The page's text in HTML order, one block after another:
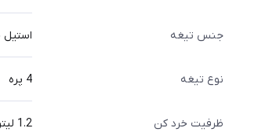
جنس تیغه
نوع تیغه 4 پره
ظرفیت خرد کن 1.2 لیتر